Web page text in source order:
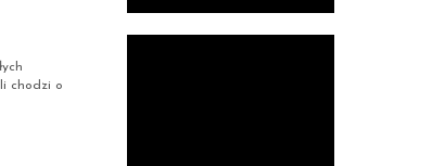
chodzi o